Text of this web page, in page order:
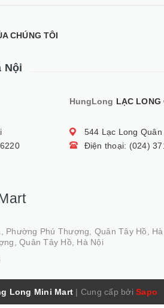
CHÚNG TÔI
Nội
HungLong LẠC LONG
544 Lạc Long
Điện thoại: (024)
Phường Phú Thượng, Quân Tây Hồ,
Quân Tây Hồ, Hà Nội
Long Mini Mart | Cung cấp bởi Sapo